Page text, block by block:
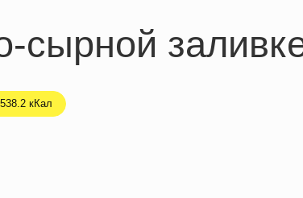
сырной
538.2 кКал